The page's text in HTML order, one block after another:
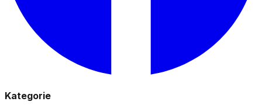
Kategorie